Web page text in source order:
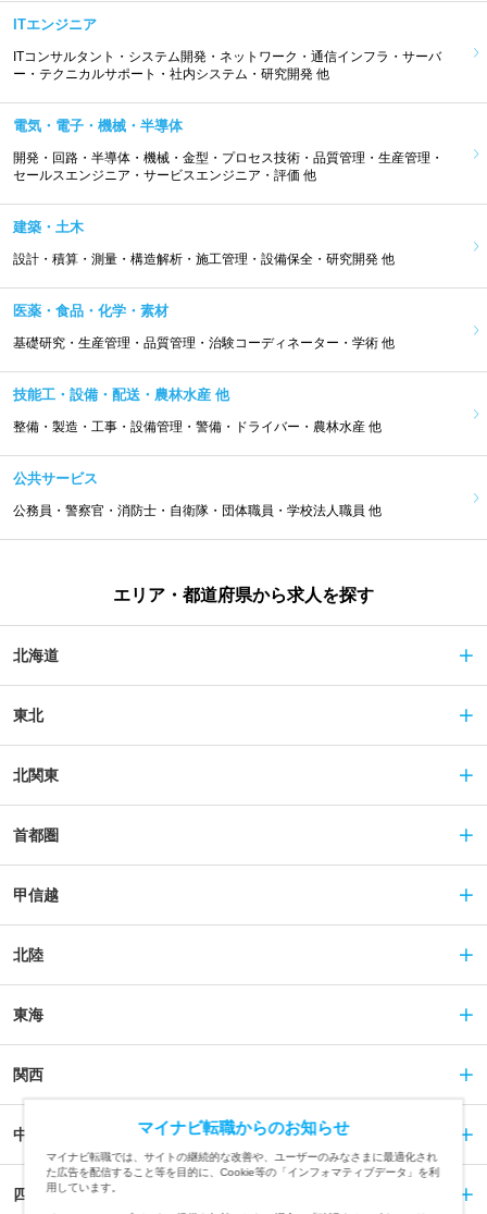
ITエンジニア
ITコンサルタント・システム開発・ネットワーク・通信インフラ・サーバ
ー・テクニカルサポート・社内システム・研究開発 他
電気・電子・機械・半導体
開発・回路・半導体・機械・金型・プロセス技術・品質管理・生産管理・
セールスエンジニア・サービスエンジニア・評価 他
建築・土木
設計・積算・測量・構造解析・施工管理・設備保全・研究開発 他
医薬・食品・化学・素材
基礎研究・生産管理・品質管理・治験コーディネーター・学術 他
技能工・設備・配送・農林水産 他
整備・製造・工事・設備管理・警備・ドライバー・農林水産 他
公共サービス
公務員・警察官・消防士・自衛隊・団体職員・学校法人職員 他
エリア・都道府県から求人を探す
北海道
東北
北関東
首都圏
甲信越
北陸
東海
関西
中国
四国
マイナビ転職からのお知らせ
マイナビ転職では、サイトの継続的な改善や、ユーザーのみなさまに最適化され
た広告を配信すること等を目的に、Cookie等の「インフォマティブデータ」を利
用しています。